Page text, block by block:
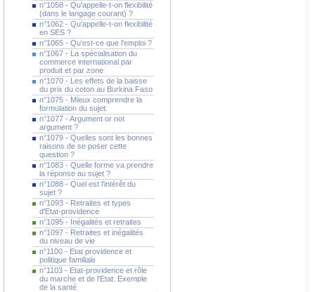
n°1058 - Qu'appelle-t-on flexibilité
(dans le langage courant) ?
n°1062 - Qu'appelle-t-on flexibilité
en SES ?
n°1065 - Qu'est-ce que l'emploi ?
n°1067 - La spécialisation du
commerce international par
produit et par zone
n°1070 - Les effets de la baisse
du prix du coton au Burkina Faso
n°1075 - Mieux comprendre la
formulation du sujet.
n°1077 - Argument or not
argument ?
n°1079 - Quelles sont les bonnes
raisons de se poser cette
question ?
n°1083 - Quelle forme va prendre
la réponse au sujet ?
n°1088 - Quel est l'intérêt du
sujet ?
n°1093 - Retraites et types
d'Etat-providence
n°1095 - Inégalités et retraites
n°1097 - Retraites et inégalités
du niveau de vie
n°1100 - Etat providence et
politique familiale
n°1103 - Etat-providence et rôle
du marche et de l'Etat. Exemple
de la santé